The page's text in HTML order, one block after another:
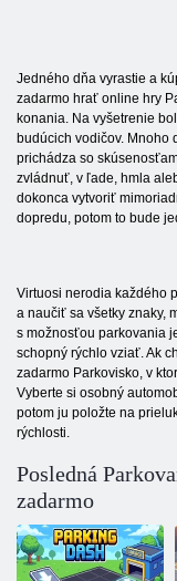
Jedného dňa vyrastie a
zadarmo hrať online hry
konania. Na vyšetrenie
budúcich vodičov. Mnoho
prichádza so
zvládnuť, v ľade, hmla
dokonca vytvoriť
dopredu, potom to bude
Virtuosi nerodia každého
a naučiť sa všetky znaky,
s možnosťou parkovania
schopný rýchlo vziať. Ak
zadarmo Parkovisko, v
Vyberte si osobný
potom ju položte na
rýchlosti.
Posledná
zadarmo